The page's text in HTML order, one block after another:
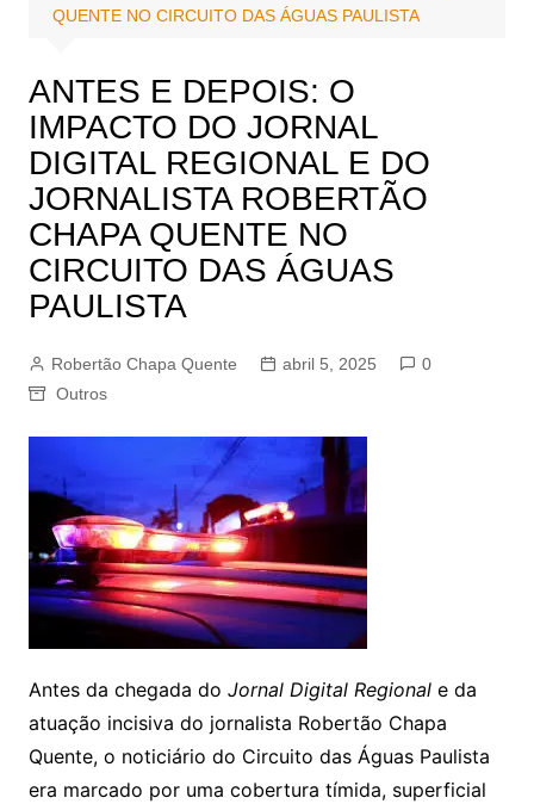
QUENTE NO CIRCUITO DAS ÁGUAS PAULISTA
ANTES E DEPOIS: O
IMPACTO DO JORNAL
DIGITAL REGIONAL E DO
JORNALISTA ROBERTÃO
CHAPA QUENTE NO
CIRCUITO DAS ÁGUAS
PAULISTA
Robertão Chapa Quente abril 5, 2025
0
Outros
Antes da chegada do Jornal Digital Regionale da
atuação incisiva do jornalista Robertão Chapa
Quente, o noticiário do Circuito das Águas Paulista
era marcado por uma cobertura tímida, superficial